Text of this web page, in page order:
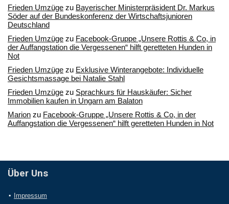
Frieden Umzüge zu Bayerischer Ministerpräsident Dr. Markus
Söder auf der Bundeskonferenz der Wirtschaftsjunioren
Deutschland
Frieden Umzüge zu Facebook-Gruppe „Unsere Rottis & Co, in
der Auffangstation die Vergessenen“ hilft geretteten Hunden in
Not
Frieden Umzüge zu Exklusive Winterangebote: Individuelle
Gesichtsmassage bei Natalie Stahl
Frieden Umzüge zu Sprachkurs für Hauskäufer: Sicher
Immobilien kaufen in Ungarn am Balaton
Marion zu Facebook-Gruppe „Unsere Rottis & Co, in der
Auffangstation die Vergessenen“ hilft geretteten Hunden in Not
Über Uns
Impressum